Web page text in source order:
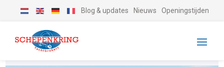
Blog & updates Nieuws Openingstijden